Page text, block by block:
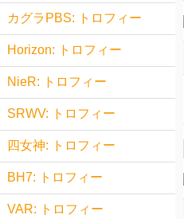
カグラPBS: トロフィー
Horizon: トロフィー
NieR: トロフィー
SRWV: トロフィー
四女神: トロフィー
BH7: トロフィー
VAR: トロフィー